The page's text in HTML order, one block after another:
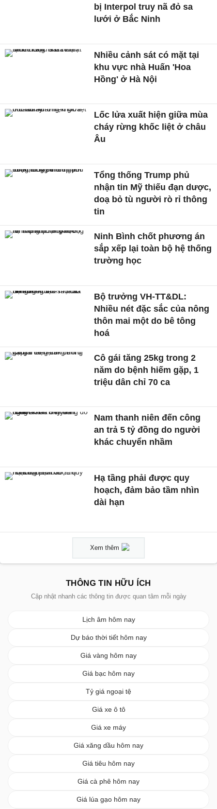
bị Interpol truy nã đỏ sa
lưới ở Bắc Ninh
Nhiều cảnh sát có mặt tại
khu vực nhà Huấn 'Hoa
Hồng' ở Hà Nội
Lốc lửa xuất hiện giữa mùa
cháy rừng khốc liệt ở châu
Âu
Tổng thống Trump phủ
nhận tin Mỹ thiếu đạn dược,
doạ bỏ tù người rò rỉ thông
tin
Ninh Bình chốt phương án
sắp xếp lại toàn bộ hệ thống
trường học
Bộ trưởng VH-TT&DL:
Nhiều nét đặc sắc của nông
thôn mai một do bê tông
hoá
Cô gái tăng 25kg trong 2
năm do bệnh hiếm gặp, 1
triệu dân chỉ 70 ca
Nam thanh niên đến công
an trả 5 tỷ đồng do người
khác chuyển nhầm
Hạ tầng phải được quy
hoạch, đảm bảo tầm nhìn
dài hạn
Xem thêm
THÔNG TIN HỮU ÍCH
Cập nhật nhanh các thông tin được quan tâm mỗi ngày
Lịch âm hôm nay
Dự báo thời tiết hôm nay
Giá vàng hôm nay
Giá bạc hôm nay
Tỷ giá ngoại tệ
Giá xe ô tô
Giá xe máy
Giá xăng dầu hôm nay
Giá tiêu hôm nay
Giá cà phê hôm nay
Giá lúa gạo hôm nay